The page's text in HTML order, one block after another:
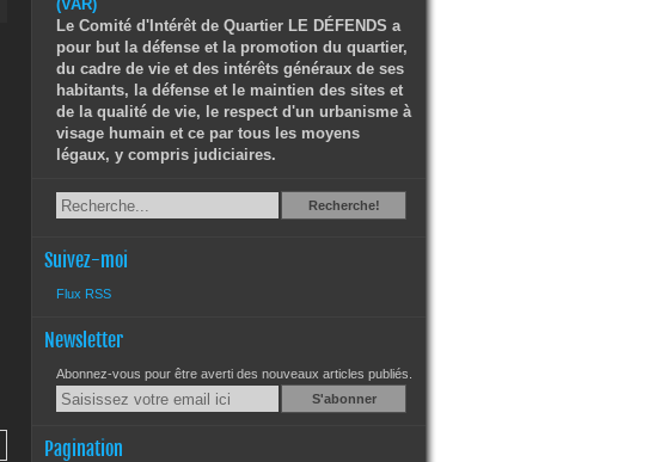
Le Comité d'Intérêt de Quartier LE DÉFENDS a
pour but la défense et la promotion du quartier,
du cadre de vie et des intérêts généraux de ses
habitants, la défense et le maintien des sites et
de la qualité de vie, le respect d'un urbanisme à
visage humain et ce par tous les moyens
légaux, y compris judiciaires.
RechercheRecherche!
Suivez-moi
Flux RSS
Newsletter
Abonnez-vous pour être averti des nouveaux articles publiés.
Email
Pagination